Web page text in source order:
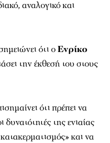
αναλογικό και
ότι οΕνρίκο
την έκθεσή του στους
ότι πρέπει να
της ενιαίας
και να